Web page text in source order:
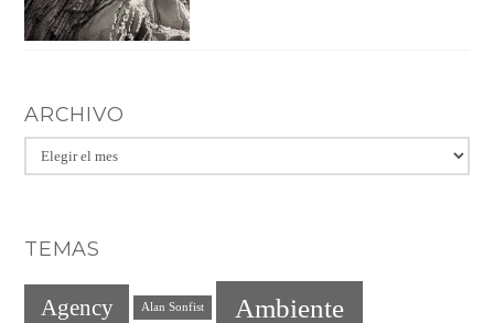
ARCHIVO
Archivo
TEMAS
Agency Alan Sonfist Ambiente